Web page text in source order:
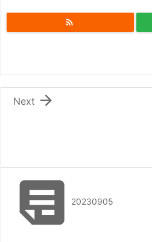


Next
20230905